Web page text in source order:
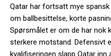
Qatar har fortsatt mye
om ballbesittelse, korte
Spørsmålet er om de har nok
sterkere motstand. Defensivt
kvalifiseringen slapp Qatar